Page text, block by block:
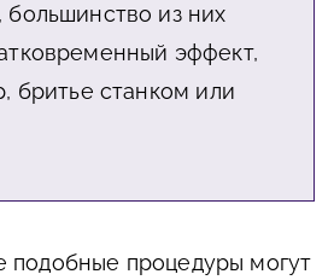
из них
эффект,
бритье станком или
подобные процедуры могут